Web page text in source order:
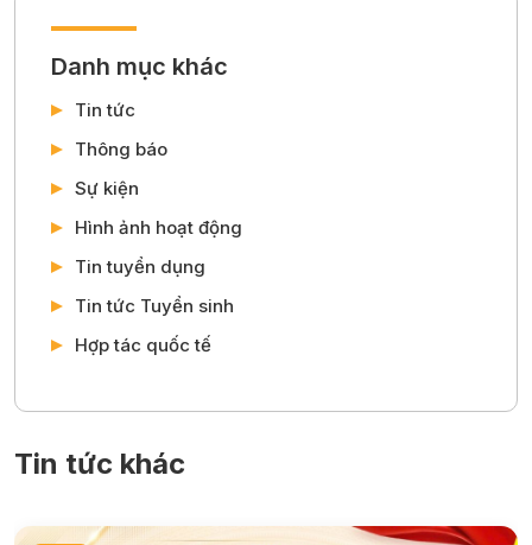
Danh mục khác
Tin tức
Thông báo
Sự kiện
Hình ảnh hoạt động
Tin tuyển dụng
Tin tức Tuyển sinh
Hợp tác quốc tế
Tin tức khác